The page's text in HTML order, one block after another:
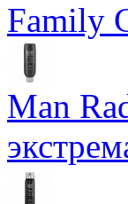
Family
Man